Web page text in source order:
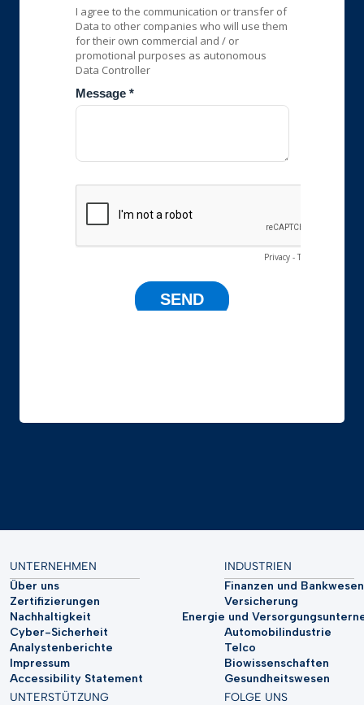
UNTERNEHMEN
Über uns
Zertifizierungen
Nachhaltigkeit
Cyber-Sicherheit
Analystenberichte
Impressum
Accessibility Statement
INDUSTRIEN
Finanzen und Bankwesen
Versicherung
Energie und
Automobilindustrie
Telco
Biowissenschaften
Gesundheitswesen
UNTERSTÜTZUNG
FOLGE UNS